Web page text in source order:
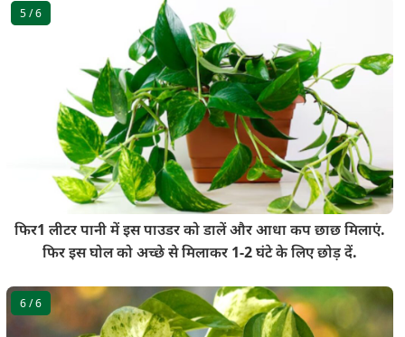
5/ 6
फिर1 लीटर पानी में इस पाउडर को डालें और आधा कप छाछ मिलाएं.
फिर इस घोल को अच्छे से मिलाकर 1-2 घंटे के लिए छोड़ दें.
6/ 6